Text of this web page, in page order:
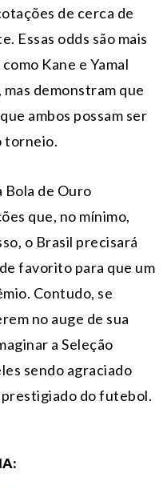
de cerca de
Essas odds são mais
Kane e Yamal
demonstram que
ambos possam ser
torneio.
Bola de Ouro
que, no mínimo,
o Brasil precisará
favorito para que um
Contudo, se
no auge de sua
a Seleção
sendo agraciado
do futebol.